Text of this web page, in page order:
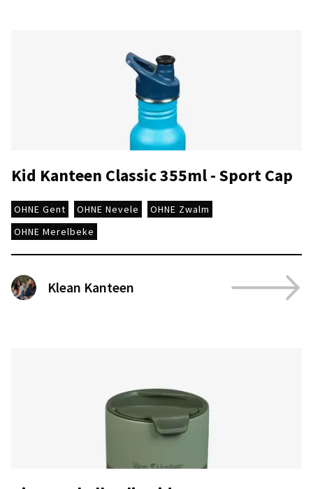
Kid Kanteen Classic 355ml - Sport Cap
OHNE Gent OHNE Nevele
OHNE Zwalm
OHNE Merelbeke
Klean Kanteen